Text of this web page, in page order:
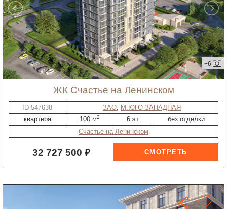
+6
ЖК Счастье на Ленинском
ID-547638 ЗАО
М.ЮГО-ЗАПАДНАЯ
квартира
100 м2 6 эт.
без отделки
Счастье на Ленинском
32 727 500 ₽